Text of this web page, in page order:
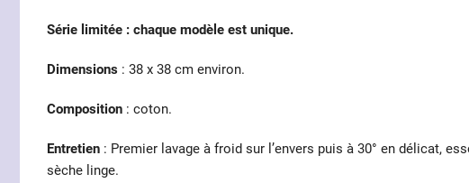
Série limitée : chaque modèle est unique.
Dimensions : 38 x 38 cm environ.
Composition : coton.
Entretien : Premier lavage à froid sur l’envers puis à 30° en délicat,
sèche linge.